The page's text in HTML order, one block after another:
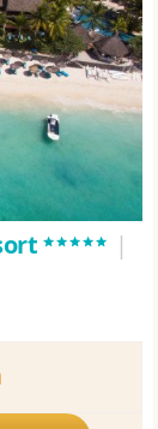
***** |